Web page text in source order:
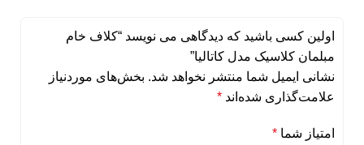
اولین کسی باشید که دیدگاهی می نویسد “کلاف خام
مبلمان کلاسیک مدل کاتالیا”
نشانی ایمیل شما منتشر نخواهد شد. بخش‌های موردنیاز
علامت‌گذاری شده‌اند *
امتیاز شما *